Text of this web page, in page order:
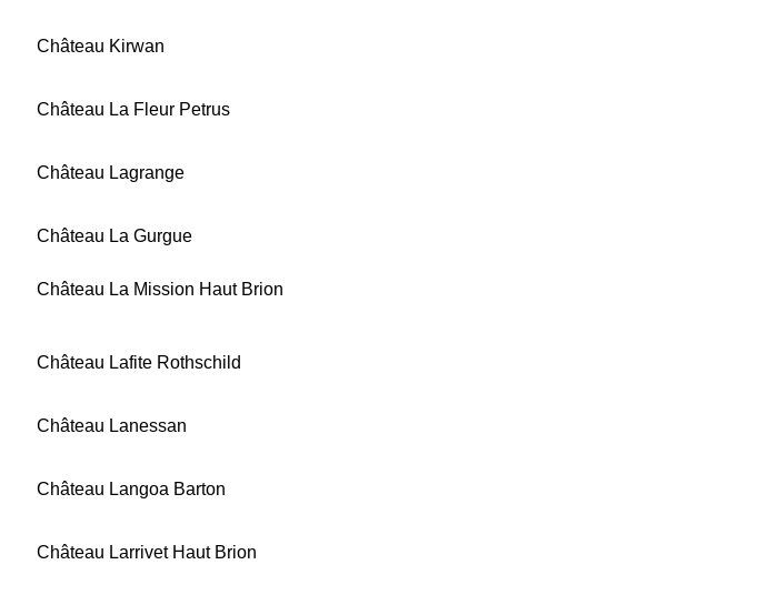
Château Kirwan
Château La Fleur Petrus
Château Lagrange
Château La Gurgue
Château La Mission Haut Brion
Château Lafite Rothschild
Château Lanessan
Château Langoa Barton
Château Larrivet Haut Brion